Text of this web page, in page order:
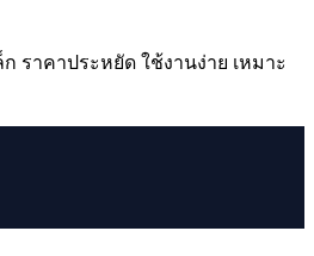
ราคาประหยัด ใช้งานง่าย เหมาะ